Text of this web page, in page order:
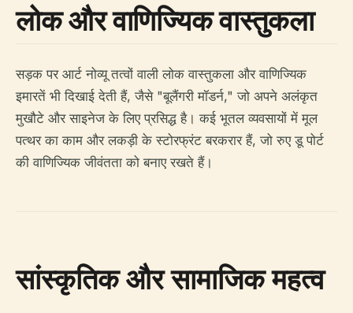
लोक और वाणिज्यिक वास्तुकला
सड़क पर आर्ट नोव्यू तत्वों वाली लोक वास्तुकला और वाणिज्यिक
इमारतें भी दिखाई देती हैं, जैसे "बूलैंगरी मॉडर्न," जो अपने अलंकृत
मुखौटे और साइनेज के लिए प्रसिद्ध है। कई भूतल व्यवसायों में मूल
पत्थर का काम और लकड़ी के स्टोरफ्रंट बरकरार हैं, जो रुए डू पोर्ट
की वाणिज्यिक जीवंतता को बनाए रखते हैं।
सांस्कृतिक और सामाजिक महत्व